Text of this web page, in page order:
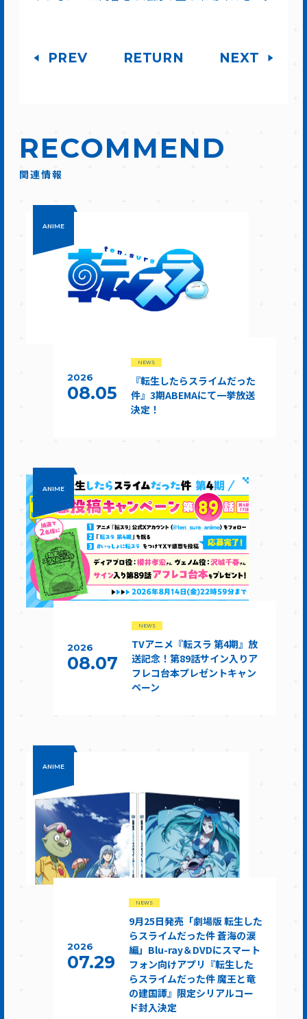
PREV RETURN NEXT
RECOMMEND
関連情報
ANIME
2026
08.05
NEWS
『転生したらスライムだった
件』3期ABEMAにて一挙放送
決定！
ANIME
2026
08.07
NEWS
TVアニメ『転スラ 第4期』放
送記念！第89話サイン入りア
フレコ台本プレゼントキャン
ペーン
ANIME
2026
07.29
NEWS
9月25日発売「劇場版 転生した
らスライムだった件 蒼海の涙
編」Blu-ray＆DVDにスマート
フォン向けアプリ『転生した
らスライムだった件 魔王と竜
の建国譚』限定シリアルコー
ド封入決定